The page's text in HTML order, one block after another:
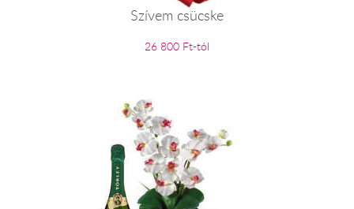
Szívem csücske
26 800 Ft-tól